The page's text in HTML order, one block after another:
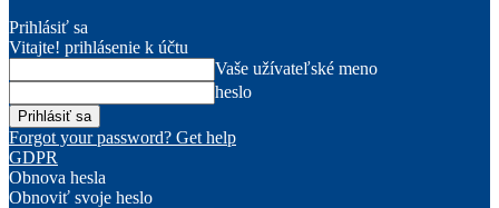
Prihlásiť sa
Vitajte! prihlásenie k účtu
Vaše užívateľské meno
heslo
Forgot your password? Get help
GDPR
Obnova hesla
Obnoviť svoje heslo